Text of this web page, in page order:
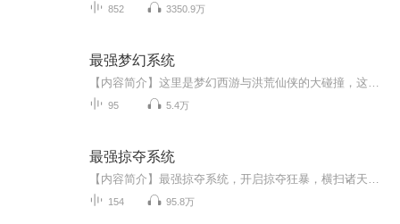
852 3350.9万
最强梦幻系统
95 5.4万
最强掠夺系统
154 95.8万